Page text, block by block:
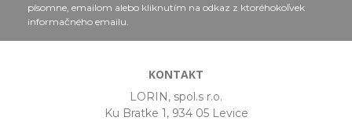
písomne, emailom alebo kliknutím na odkaz z ktoréhokoľvek
informačného emailu.
KONTAKT
LORIN, spol.s r.o.
Ku Bratke 1, 934 05 Levice